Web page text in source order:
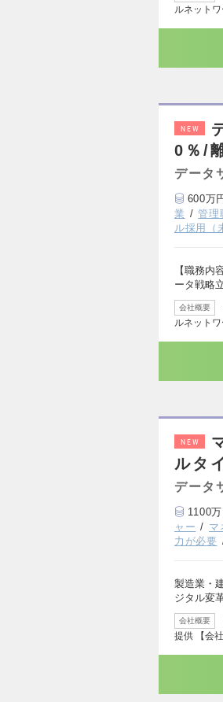
ルネット
NEW
0％/
データ
600万
業
管理
ル採用（
【職務内
ータ戦略
会社概要
ルネット
NEW
ルタ
データ
1100
ャー
マ
力が必要
製造業・
ジタル変
会社概要
提供 【会